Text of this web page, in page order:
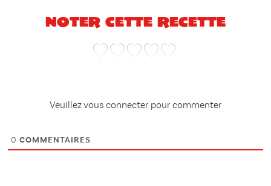
Noter cette recette
Veuillez vous connecter pour commenter
0 COMMENTAIRES